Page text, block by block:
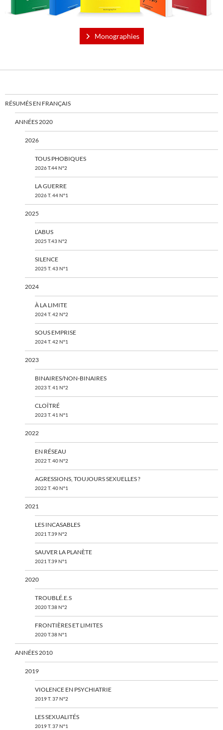
Monographies
RÉSUMÉS EN FRANÇAIS
ANNÉES 2020
2026
TOUS PHOBIQUES
2026 T.44 N°2
LA GUERRE
2026 T. 44 N°1
2025
L’ABUS
2025 T.43 N°2
SILENCE
2025 T. 43 N°1
2024
À LA LIMITE
2024 T. 42 N°2
SOUS EMPRISE
2024 T. 42 N°1
2023
BINAIRES/NON-BINAIRES
2023 T. 41 N°2
CLOÎTRÉ
2023 T. 41 N°1
2022
EN RÉSEAU
2022 T. 40 N°2
AGRESSIONS, TOUJOURS SEXUELLES ?
2022 T. 40 N°1
2021
LES INCASABLES
2021 T.39 N°2
SAUVER LA PLANÈTE
2021 T.39 N°1
2020
TROUBLÉ.E.S
2020 T.38 N°2
FRONTIÈRES ET LIMITES
2020 T.38 N°1
ANNÉES 2010
2019
VIOLENCE EN PSYCHIATRIE
2019 T. 37 N°2
LES SEXUALITÉS
2019 T. 37 N°1